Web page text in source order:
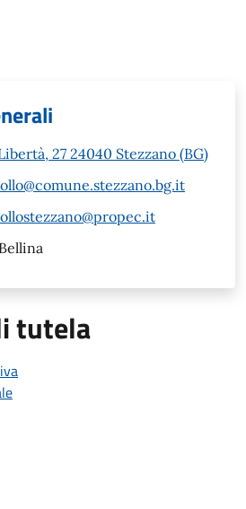
27 24040 Stezzano (BG)
Bellina
tutela